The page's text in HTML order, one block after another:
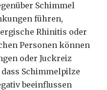
Schimmel
führen,
Rhinitis oder
Personen können
oder Juckreiz
Schimmelpilze
beeinflussen